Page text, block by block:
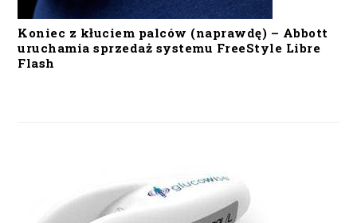
Koniec z kłuciem palców (naprawdę) – Abbott
uruchamia sprzedaż systemu FreeStyle Libre
Flash